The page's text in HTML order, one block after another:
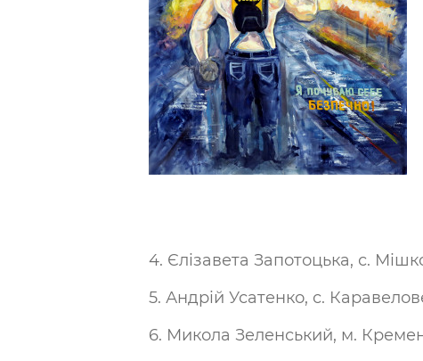
4. Єлізавета Запотоцька, с.
5. Андрій Усатенко, с.
6. Микола Зеленський, м.